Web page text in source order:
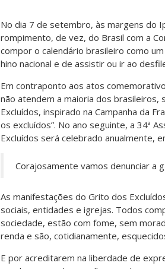
No dia 7 de setembro, às margens do
rompimento, de vez, do Brasil com a
compor o calendário brasileiro como
hino nacional e de assistir ou ir ao
Em contraponto aos atos
não atendem a maioria dos
Excluídos, inspirado na Campanha da
os excluídos”. No ano seguinte, a 34ª
Excluídos será celebrado anualmente,
Corajosamente vamos denunciar a
As manifestações do Grito dos
sociais, entidades e igrejas. Todos
sociedade, estão com fome, sem
renda e são, cotidianamente,
E por acreditarem na liberdade de